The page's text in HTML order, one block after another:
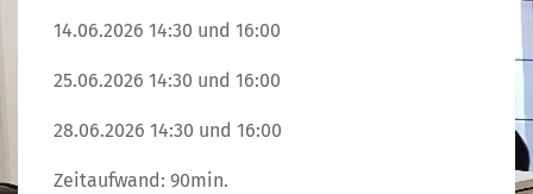
14.06.2026 14:30 und 16:00
25.06.2026 14:30 und 16:00
28.06.2026 14:30 und 16:00
Zeitaufwand: 90min.